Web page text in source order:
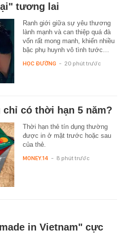
tương lai
Ranh giới giữa sự yêu thương
lành mạnh và can thiệp quá đà
vốn rất mong manh, khiến nhiều
bậc phụ huynh vô tình tước…
HỌC ĐƯỜNG - 20 phút trước
có thời hạn 5 năm?
Thời hạn thẻ tín dụng thường
được in ở mặt trước hoặc sau
của thẻ.
MONEY.14 - 8 phút trước
in Vietnam" cực